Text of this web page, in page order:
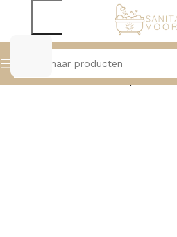
Home Badmeubelen Topbladen